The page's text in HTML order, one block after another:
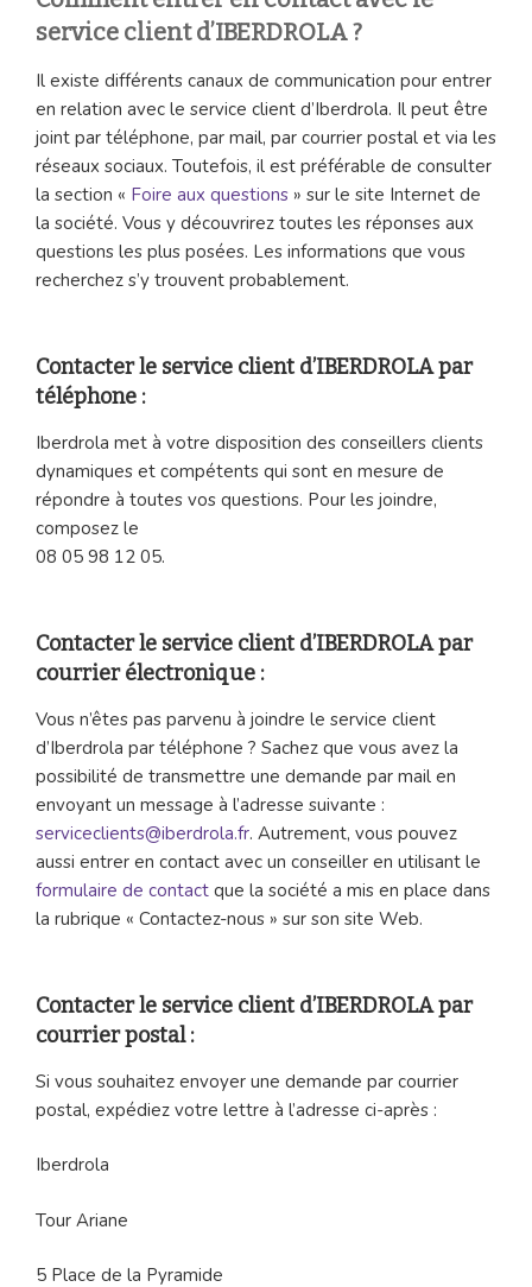
service client d’IBERDROLA ?
Il existe différents canaux de communication pour entrer
en relation avec le service client d’Iberdrola. Il peut être
joint par téléphone, par mail, par courrier postal et via les
réseaux sociaux. Toutefois, il est préférable de consulter
la section « Foire aux questions » sur le site Internet de
la société. Vous y découvrirez toutes les réponses aux
questions les plus posées. Les informations que vous
recherchez s’y trouvent probablement.
Contacter le service client d’IBERDROLA par
téléphone :
Iberdrola met à votre disposition des conseillers clients
dynamiques et compétents qui sont en mesure de
répondre à toutes vos questions. Pour les joindre,
composez le
08 05 98 12 05.
Contacter le service client d’IBERDROLA par
courrier électronique :
Vous n’êtes pas parvenu à joindre le service client
d’Iberdrola par téléphone ? Sachez que vous avez la
possibilité de transmettre une demande par mail en
envoyant un message à l’adresse suivante :
serviceclients@iberdrola.fr. Autrement, vous pouvez
aussi entrer en contact avec un conseiller en utilisant le
formulaire de contact que la société a mis en place dans
la rubrique « Contactez-nous » sur son site Web.
Contacter le service client d’IBERDROLA par
courrier postal :
Si vous souhaitez envoyer une demande par courrier
postal, expédiez votre lettre à l’adresse ci-après :
Iberdrola
Tour Ariane
5 Place de la Pyramide